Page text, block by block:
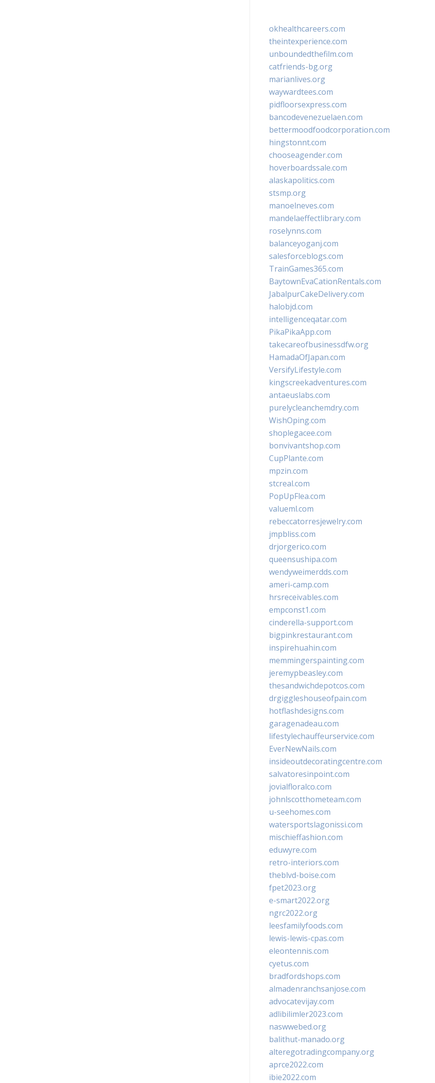
okhealthcareers.com
theintexperience.com
unboundedthefilm.com
catfriends-bg.org
marianlives.org
waywardtees.com
pidfloorsexpress.com
bancodevenezuelaen.com
bettermoodfoodcorporation.com
hingstonnt.com
chooseagender.com
hoverboardssale.com
alaskapolitics.com
stsmp.org
manoelneves.com
mandelaeffectlibrary.com
roselynns.com
balanceyoganj.com
salesforceblogs.com
TrainGames365.com
BaytownEvaCationRentals.com
JabalpurCakeDelivery.com
halobjd.com
intelligenceqatar.com
PikaPikaApp.com
takecareofbusinessdfw.org
HamadaOfJapan.com
VersifyLifestyle.com
kingscreekadventures.com
antaeuslabs.com
purelycleanchemdry.com
WishOping.com
shoplegacee.com
bonvivantshop.com
CupPlante.com
mpzin.com
stcreal.com
PopUpFlea.com
valueml.com
rebeccatorresjewelry.com
jmpbliss.com
drjorgerico.com
queensushipa.com
wendyweimerdds.com
ameri-camp.com
hrsreceivables.com
empconst1.com
cinderella-support.com
bigpinkrestaurant.com
inspirehuahin.com
memmingerspainting.com
jeremypbeasley.com
thesandwichdepotcos.com
drgiggleshouseofpain.com
hotflashdesigns.com
garagenadeau.com
lifestylechauffeurservice.com
EverNewNails.com
insideoutdecoratingcentre.com
salvatoresinpoint.com
jovialfloralco.com
johnlscotthometeam.com
u-seehomes.com
watersportslagonissi.com
mischieffashion.com
eduwyre.com
retro-interiors.com
theblvd-boise.com
fpet2023.org
e-smart2022.org
ngrc2022.org
leesfamilyfoods.com
lewis-lewis-cpas.com
eleontennis.com
cyetus.com
bradfordshops.com
almadenranchsanjose.com
advocatevijay.com
adlibilimler2023.com
naswwebed.org
balithut-manado.org
alteregotradingcompany.org
aprce2022.com
ibie2022.com